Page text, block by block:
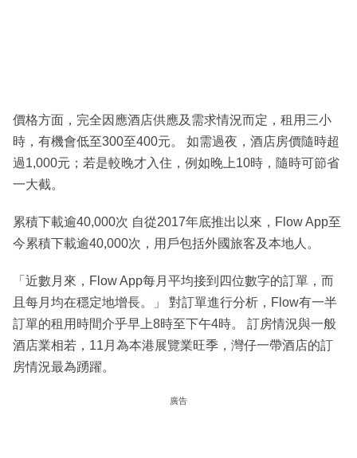
價格方面，完全因應酒店供應及需求情況而定，租用三小
時，有機會低至300至400元。 如需過夜，酒店房價隨時超
過1,000元；若是較晚才入住，例如晚上10時，隨時可節省
一大截。
累積下載逾40,000次 自從2017年底推出以來，Flow App至
今累積下載逾40,000次，用戶包括外國旅客及本地人。
「近數月來，Flow App每月平均接到四位數字的訂單，而
且每月均在穩定地增長。」 對訂單進行分析，Flow有一半
訂單的租用時間介乎早上8時至下午4時。 訂房情況與一般
酒店業相若，11月為本港展覽業旺季，灣仔一帶酒店的訂
房情況最為踴躍。
廣告